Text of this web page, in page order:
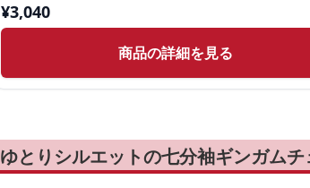
¥3,040
商品の詳細を見る
ゆとりシルエットの七分袖ギンガム